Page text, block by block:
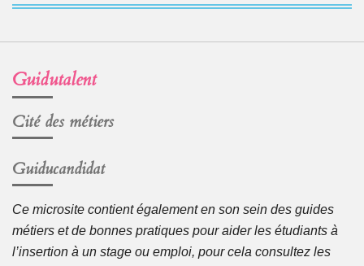
Guidutalent
Cité des métiers
Guiducandidat
Ce microsite contient également en son sein des guides
métiers et de bonnes pratiques pour aider les étudiants à
l’insertion à un stage ou emploi, pour cela consultez les